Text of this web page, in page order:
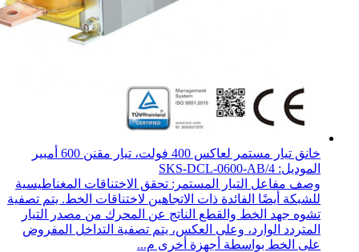
خانق تيار مستمر لعاكس 400 فولت، تيار مقنن 600 أمبير
الموديل: SKS-DCL-0600-AB/4
وصف مفاعل التيار المستمر: تحقق الاختناقات المغناطيسية
للشبكة أيضًا الفائدة ذات الاتجاهين لاختناقات الخط. يتم تصفية
تشوه جهد الخط والقطع الناتج عن المحرك من مصدر التيار
المتردد الوارد، وعلى العكس، يتم تصفية التداخل المفروض
على الخط بواسطة أجهزة أخرى م...